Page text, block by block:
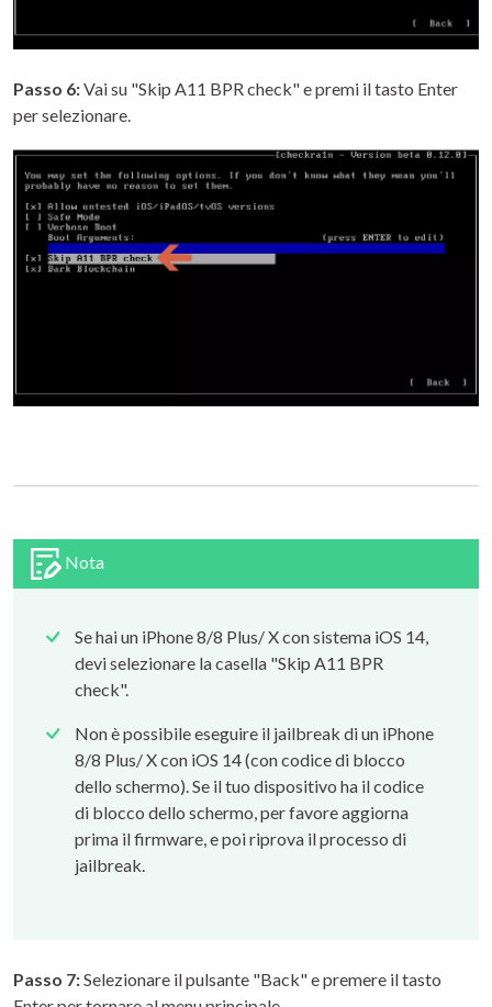
Passo 6:Vai su "Skip A11 BPR check" e premi il tasto Enter
per selezionare.
Nota
Se hai un iPhone 8/8 Plus/ X con sistema iOS 14,
devi selezionare la casella "Skip A11 BPR
check".
Non è possibile eseguire il jailbreak di un iPhone
8/8 Plus/ X con iOS 14 (con codice di blocco
dello schermo). Se il tuo dispositivo ha il codice
di blocco dello schermo, per favore aggiorna
prima il firmware, e poi riprova il processo di
jailbreak.
Passo 7:Selezionare il pulsante "Back" e premere il tasto